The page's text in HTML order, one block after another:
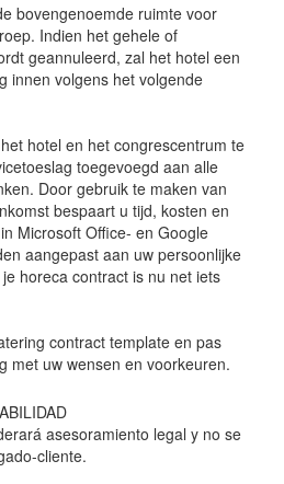
bovengenoemde ruimte voor
Indien het gehele of
geannuleerd, zal het hotel een
innen volgens het volgende
hotel en het congrescentrum te
toegevoegd aan alle
Door gebruik te maken van
bespaart u tijd, kosten en
Microsoft Office- en Google
aangepast aan uw persoonlijke
horeca contract is nu net iets
contract template en pas
met uw wensen en voorkeuren.
asesoramiento legal y no se
cliente.